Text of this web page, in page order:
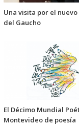
Una visita por el nuevo
del Gaucho
El Décimo Mundial
Montevideo de poesía